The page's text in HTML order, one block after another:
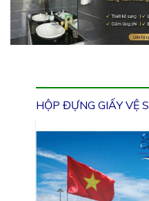
HỘP ĐỰNG GIẤY VỆ